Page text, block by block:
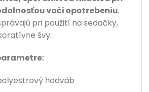
voči opotrebeniu.
pri použití na sedačky,
švy.
hodváb